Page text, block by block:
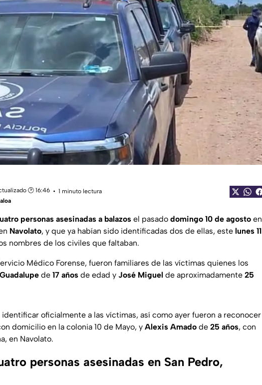
🕑 16:46
1 minuto lectura
personas asesinadas a balazos el pasado domingo 10 de agosto en
Navolato, y que ya habían sido identificadas dos de ellas, este lunes 11
nombres de los civiles que faltaban.
Médico Forense, fueron familiares de las víctimas quienes los
de 17 años de edad y José Miguel de aproximadamente 25
identificar oficialmente a las víctimas, así como ayer fueron a reconocer
domicilio en la colonia 10 de Mayo, y Alexis Amado de 25 años, con
en Navolato.
personas asesinadas en San Pedro,